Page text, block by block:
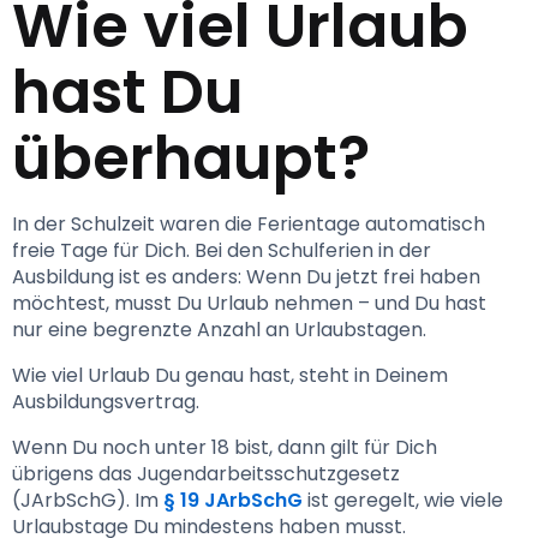
Wie viel Urlaub
hast Du
überhaupt?
In der Schulzeit waren die Ferientage automatisch
freie Tage für Dich. Bei den Schulferien in der
Ausbildung ist es anders: Wenn Du jetzt frei haben
möchtest, musst Du Urlaub nehmen – und Du hast
nur eine begrenzte Anzahl an Urlaubstagen.
Wie viel Urlaub Du genau hast, steht in Deinem
Ausbildungsvertrag.
Wenn Du noch unter 18 bist, dann gilt für Dich
übrigens das Jugendarbeitsschutzgesetz
(JArbSchG). Im § 19 JArbSchG ist geregelt, wie viele
Urlaubstage Du mindestens haben musst.